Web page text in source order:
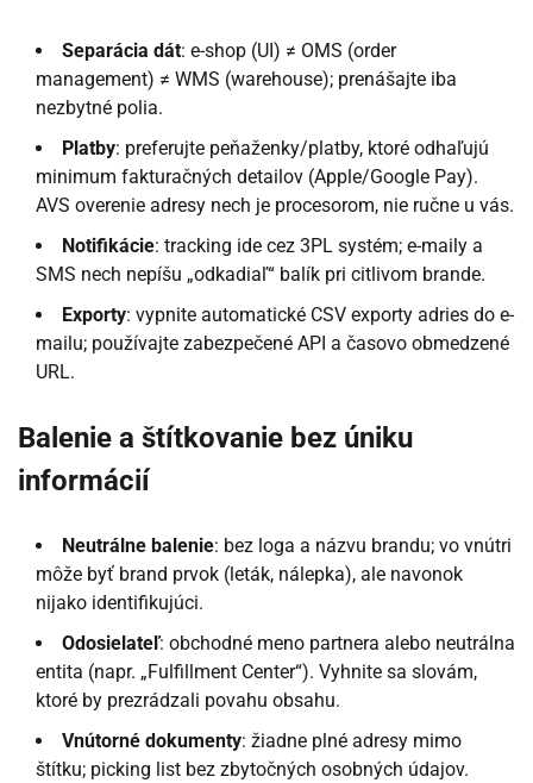
Separácia dát: e-shop (UI) ≠ OMS (order
management) ≠ WMS (warehouse); prenášajte iba
nezbytné polia.
Platby: preferujte peňaženky/platby, ktoré odhaľujú
minimum fakturačných detailov (Apple/Google Pay).
AVS overenie adresy nech je procesorom, nie ručne u vás.
Notifikácie: tracking ide cez 3PL systém; e-maily a
SMS nech nepíšu „odkadiaľ“ balík pri citlivom brande.
Exporty: vypnite automatické CSV exporty adries do e-
mailu; používajte zabezpečené API a časovo obmedzené
URL.
Balenie a štítkovanie bez úniku
informácií
Neutrálne balenie: bez loga a názvu brandu; vo vnútri
môže byť brand prvok (leták, nálepka), ale navonok
nijako identifikujúci.
Odosielateľ: obchodné meno partnera alebo neutrálna
entita (napr. „Fulfillment Center“). Vyhnite sa slovám,
ktoré by prezrádzali povahu obsahu.
Vnútorné dokumenty: žiadne plné adresy mimo
štítku; picking list bez zbytočných osobných údajov.